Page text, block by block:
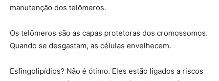
manutenção dos telômeros.
Os telômeros são as capas protetoras dos cromossomos.
Quando se desgastam, as células envelhecem.
Esfingolipídios? Não é ótimo. Eles estão ligados a riscos